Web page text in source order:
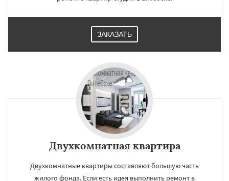
ЗАКАЗАТЬ
Двухкомнатная квартира
Двухкомнатные квартиры составляют большую часть
жилого фонда. Если есть идея выполнить ремонт в